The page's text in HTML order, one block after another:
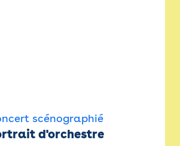
scénographié
d'orchestre